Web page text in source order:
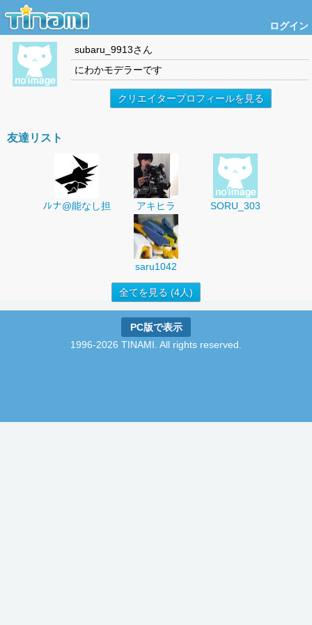
ログイン
subaru_9913さん
にわかモデラーです
クリエイタープロフィールを見る
友達リスト
ﾉﾚナ@能なし担 アキヒラ SORU_303
saru1042
全てを見る (4人)
PC版で表示
1996-2026 TINAMI. All rights reserved.